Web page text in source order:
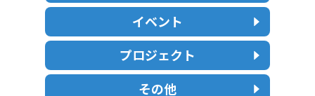
イベント
プロジェクト
その他